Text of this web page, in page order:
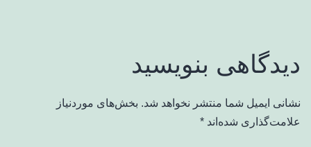
دیدگاهی بنویسید
نشانی ایمیل شما منتشر نخواهد شد. بخش‌های موردنیاز
علامت‌گذاری شده‌اند *